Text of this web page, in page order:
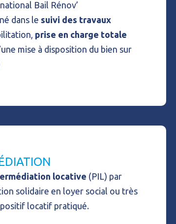
Bail Rénov’
dans le suivi des travaux
prise en charge totale
mise à disposition du bien sur
locative (PIL) par
solidaire en loyer social ou très
locatif pratiqué.